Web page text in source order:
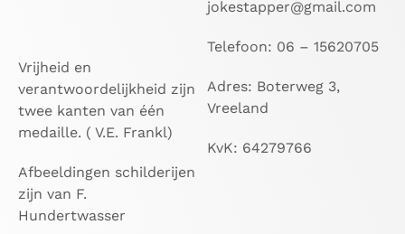
Vrijheid en
verantwoordelijkheid zijn
twee kanten van één
medaille. ( V.E. Frankl)
Afbeeldingen schilderijen
zijn van F.
Hundertwasser
jokestapper@gmail.com
Telefoon: 06 – 15620705
Adres: Boterweg 3,
Vreeland
KvK: 64279766